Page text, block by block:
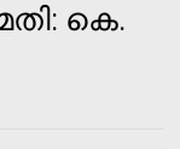
കെ.